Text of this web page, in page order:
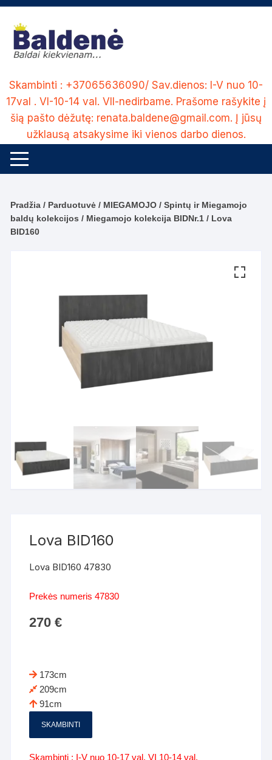
Skip
content
Skambinti : +37065636090/ Sav.dienos: I-V nuo 10-
17val . VI-10-14 val. VII-nedirbame. Prašome rašykite į
šią pašto dėžutę: renata.baldene@gmail.com. Į jūsų
užklausą atsakysime iki vienos darbo dienos.
Pradžia / Parduotuvė / MIEGAMOJO /Spintų ir Miegamojo
baldų kolekcijos / Miegamojo kolekcija BIDNr.1 / Lova
BID160
Lova BID160
Lova BID160 47830
Prekės numeris 47830
270€
173cm
209cm
91cm
SKAMBINTI
Skambinti : I-V nuo 10-17 val. VI 10-14 val.